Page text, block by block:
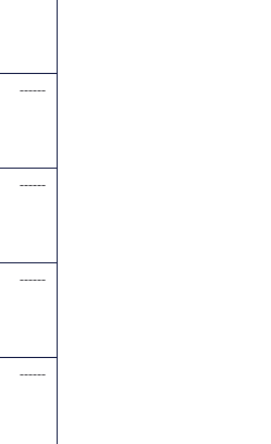
------
------
------
------